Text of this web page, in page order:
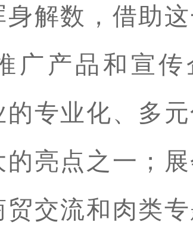
身解数，借助
广产品和宣传
专业化、多
亮点之一；
交流和肉类